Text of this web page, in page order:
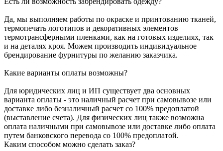
Да, мы выполняем работы по окраске и принтованию тканей,
термопечать логотипов и декоративных элементов
термотрансферными пленками, как на готовых изделиях, так
и на деталях кроя. Можем производить индивидуальное
брендирование фурнитуры по желанию заказчика.
Какие варианты оплаты возможны?
Для юридических лиц и ИП существует два основных
варианта оплаты - это наличный расчет при самовывозе или
доставке либо безналичный расчет со 100% предоплатой
(выставление счета). Для физических лиц также возможна
оплата наличными при самовывозе или доставке либо оплата
путем банковского перевода со 100% предоплатой.
Каким способом можно сделать заказ?